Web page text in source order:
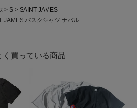
S
SAINT JAMES
JAMES バスクシャツ ナバル
く買っている商品